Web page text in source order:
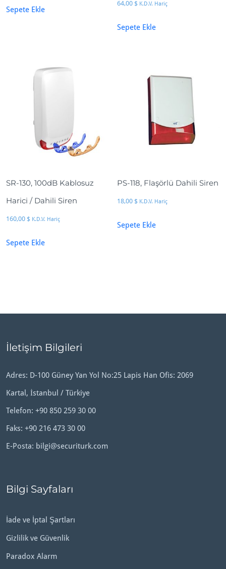
Sepete Ekle
64,00 $ K.D.V. Hariç
Sepete Ekle
SR-130, 100dB Kablosuz
Harici / Dahili Siren
160,00 $ K.D.V. Hariç
Sepete Ekle
PS-118, Flaşörlü Dahili Siren
18,00 $ K.D.V. Hariç
Sepete Ekle
İletişim Bilgileri
Adres: D-100 Güney Yan Yol No:25 Lapis Han Ofis: 2069
Kartal, İstanbul / Türkiye
Telefon: +90 850 259 30 00
Faks: +90 216 473 30 00
E-Posta: bilgi@securiturk.com
Bilgi Sayfaları
İade ve İptal Şartları
Gizlilik ve Güvenlik
Paradox Alarm